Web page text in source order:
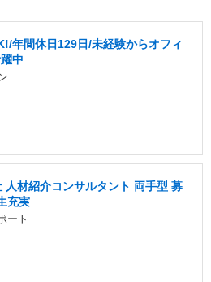
年間休日129日/未経験からオフィ
中
人材紹介コンサルタント 両手型 募
充実
ート